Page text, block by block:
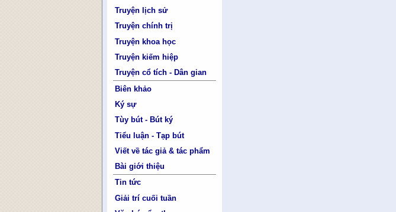
Truyện lịch sử
Truyện chính trị
Truyện khoa học
Truyện kiếm hiệp
Truyện cổ tích - Dân gian
Biên khảo
Ký sự
Tùy bút - Bút ký
Tiểu luận - Tạp bút
Viết về tác giả & tác phẩm
Bài giới thiệu
Tin tức
Giải trí cuối tuần